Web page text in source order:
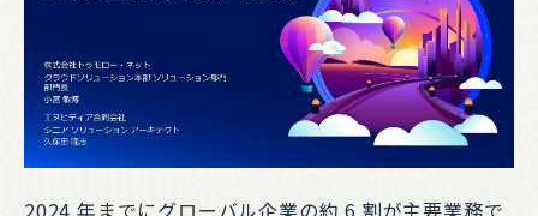
2024 年までにグローバル企業の約 6 割が主要業務で